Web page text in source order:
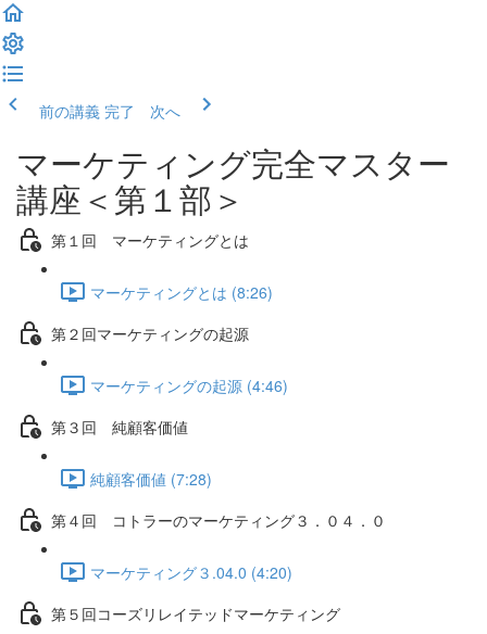
前の講義 完了 次へ
マーケティング完全マスター
講座＜第１部＞
第１回 マーケティングとは
マーケティングとは (8:26)
第２回マーケティングの起源
マーケティングの起源 (4:46)
第３回 純顧客価値
純顧客価値 (7:28)
第４回 コトラーのマーケティング３．０４．０
マーケティング３.04.0 (4:20)
第５回コーズリレイテッドマーケティング